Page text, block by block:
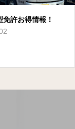
免許お得情報！
免許お得情報！
特殊免許お得情